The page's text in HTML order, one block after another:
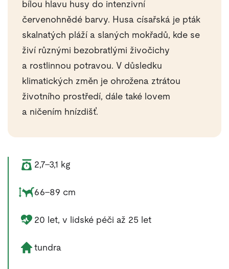
bílou hlavu husy do intenzivní
červenohnědé barvy. Husa císařská je pták
skalnatých pláží a slaných mokřadů, kde se
živí různými bezobratlými živočichy
a rostlinnou potravou. V důsledku
klimatických změn je ohrožena ztrátou
životního prostředí, dále také lovem
a ničením hnízdišť.
Váha zvířete:
2,7–3,1 kg
Rozměry zvířete:
66–89 cm
Délka života zvířete:
20 let, v lidské péči až 25 let
Životní prostředí zvířete:
tundra